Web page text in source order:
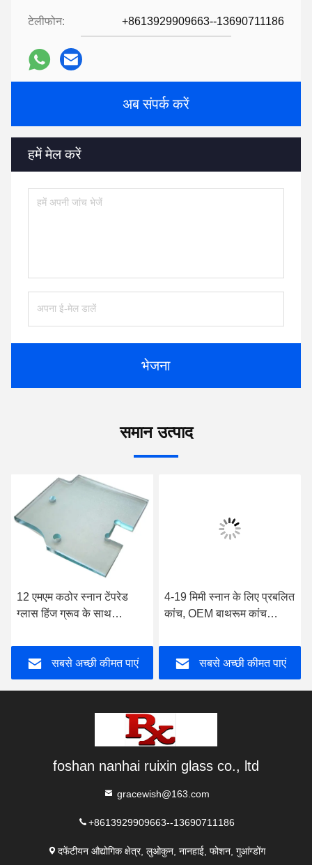
टेलीफोन: +8613929909663--13690711186
अब संपर्क करें
हमें मेल करें
भेजना
समान उत्पाद
12 एमएम कठोर स्नान टेंपरेड
ग्लास हिंज ग्रूव के साथ
सबसे अच्छी कीमत पाएं
4-19 मिमी स्नान के लिए प्रबलित
कांच, OEM बाथरूम कांच
सबसे अच्छी कीमत पाएं
foshan nanhai ruixin glass co., ltd
gracewish@163.com
+8613929909663--13690711186
दफेंटीयन औद्योगिक क्षेत्र, लुओकुन, नानहाई, फोशन, गुआंग्डोंग